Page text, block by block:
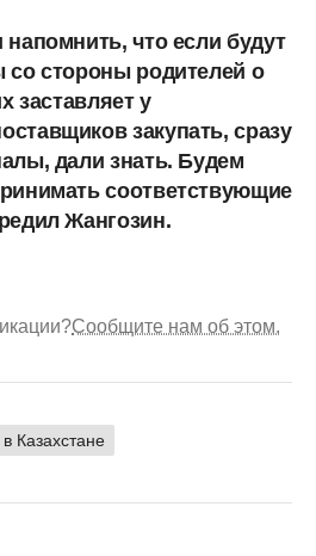
что если будут
со стороны родителей о
заставляет у
закупать, сразу
дали знать. Будем
соответствующие
Жангозин.
Сообщите нам об этом.
Казахстане